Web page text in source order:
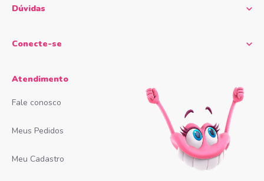
Dúvidas
Conecte-se
Atendimento
Fale conosco
Meus Pedidos
Meu Cadastro